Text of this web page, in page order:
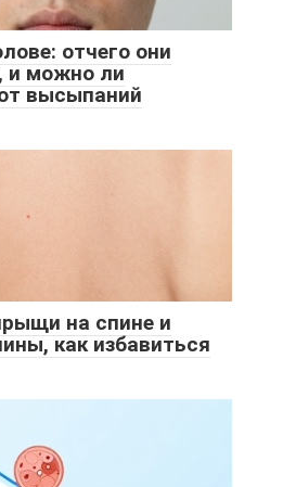
отчего они
и можно ли
высыпаний
на спине и
как избавиться